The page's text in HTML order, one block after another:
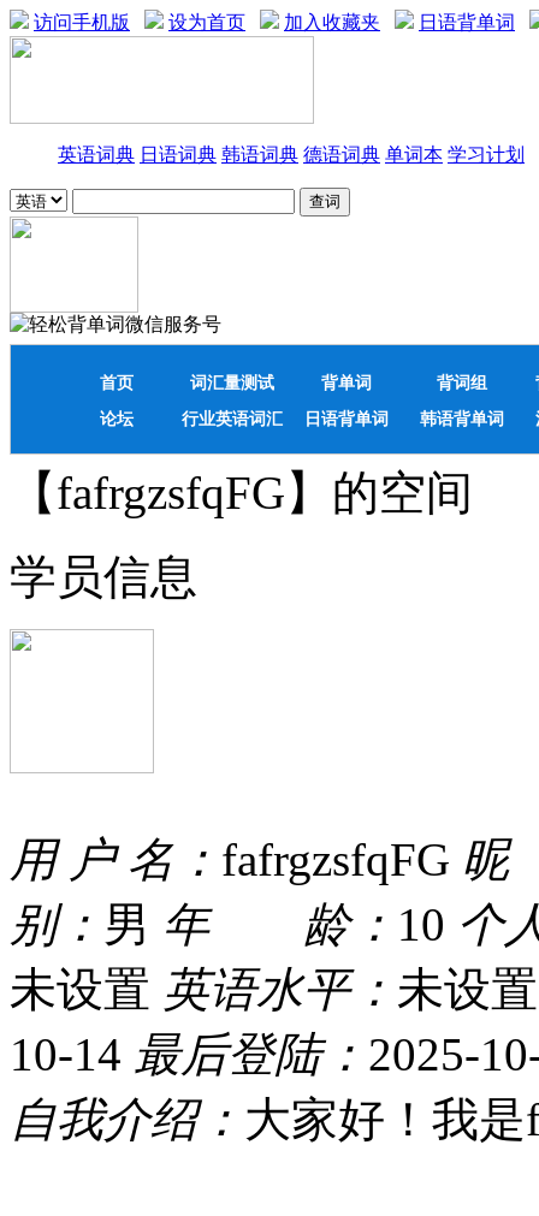
访问手机版 设为首页 加入收藏夹 日语背单词
英语词典 日语词典 韩语词典 德语词典 单词本 学习计划
首页 词汇量测试 背单词 背词组
论坛
行业英语词汇 日语背单词 韩语背单词
【fafrgzsfqFG】的空间
学员信息
用 户 名： fafrgzsfqFG
别： 男 年 龄： 10 个
未设置 英语水平： 未设置
10-14 最后登陆： 2025-
自我介绍： 大家好！我是